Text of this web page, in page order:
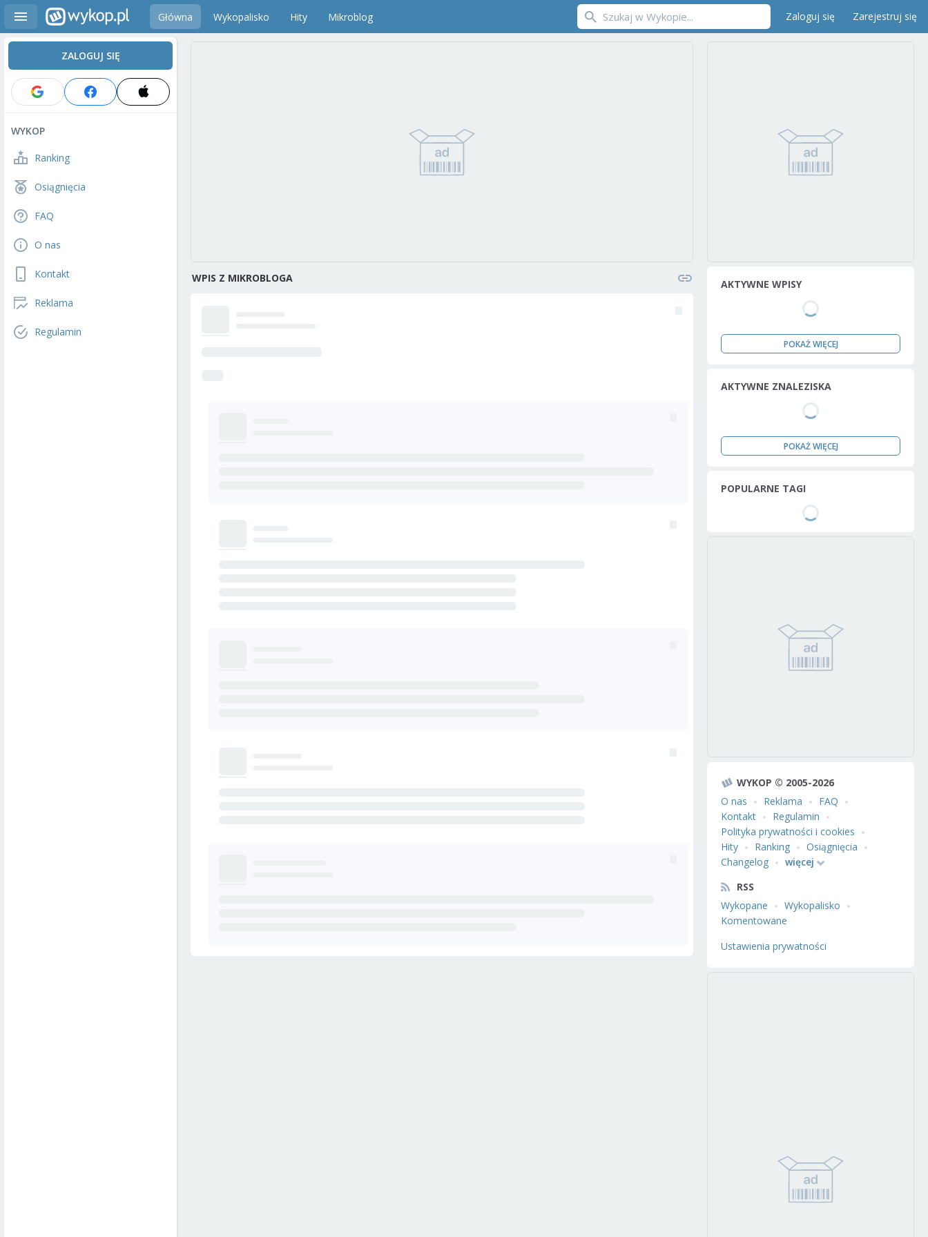
Główna Wykopalisko Hity Mikroblog Zaloguj się Zarejestruj się
ZALOGUJ SIĘ
WYKOP
Ranking
Osiągnięcia
FAQ
O nas
Kontakt
Reklama
Regulamin
WPIS Z MIKROBLOGA AKTYWNE WPISY
POKAŻ WIĘCEJ
AKTYWNE ZNALEZISKA
POKAŻ WIĘCEJ
POPULARNE TAGI
WYKOP © 2005-2026
O nas
Reklama
FAQ
Kontakt
Regulamin
Polityka prywatności i cookies
Hity
Ranking
Osiągnięcia
Changelog
więcej
RSS
Wykopane
Wykopalisko
Komentowane
Ustawienia prywatności